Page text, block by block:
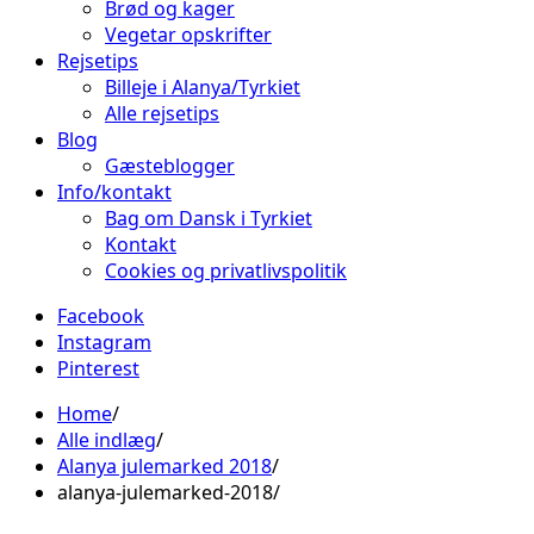
Brød og kager
Vegetar opskrifter
Rejsetips
Billeje i Alanya/Tyrkiet
Alle rejsetips
Blog
Gæsteblogger
Info/kontakt
Bag om Dansk i Tyrkiet
Kontakt
Cookies og privatlivspolitik
Facebook
Instagram
Pinterest
Home
Alle indlæg
Alanya julemarked 2018
alanya-julemarked-2018